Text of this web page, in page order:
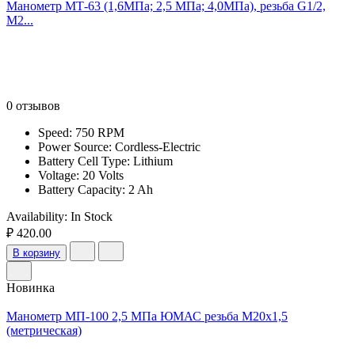
Манометр МТ-63 (1,6МПа; 2,5 МПа; 4,0МПа), резьба G1/2,
M2...
0 отзывов
Speed: 750 RPM
Power Source: Cordless-Electric
Battery Cell Type: Lithium
Voltage: 20 Volts
Battery Capacity: 2 Ah
Availability: In Stock
₽ 420.00
В корзину
Новинка
Манометр МП-100 2,5 МПа ЮМАС резьба М20х1,5
(метрическая)